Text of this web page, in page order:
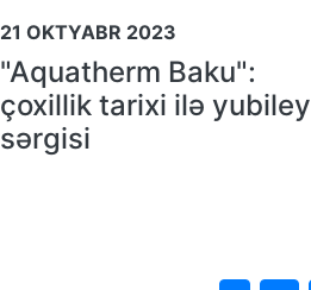
21 OKTYABR 2023
"Aquatherm Baku":
çoxillik tarixi ilə yubiley
sərgisi